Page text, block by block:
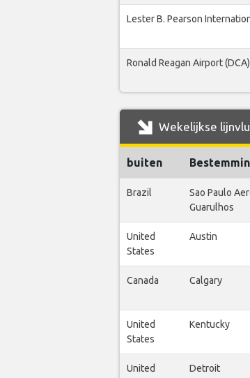
Lester B. Pearson
Ronald Reagan Airport (DCA)
Wekelijkse
buiten
Brazil
Sao Paulo
Guarulhos
United
States
Austin
Canada Calgary
United
States
Kentucky
United
Detroit